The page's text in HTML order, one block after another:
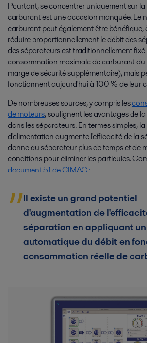
Pourtant, se concentrer uniquement sur
carburant est une occasion manquée. Le
carburant peut également être bénéfique,
réduire proportionnellement le débit des
des séparateurs est traditionnellement
consommation maximale de carburant
marge de sécurité supplémentaire), mais
fonctionnent aujourd'hui à 100 % de leur
De nombreuses sources, y compris les
de moteurs, soulignent les avantages de
dans les séparateurs. En termes simples,
d'alimentation augmente l'efficacité de la
donne au séparateur plus de temps et de
conditions pour éliminer les particules.
document 51 de CIMAC :
Il existe un grand potentiel
d'augmentation de
séparation en appliquant
automatique du débit en
consommation réelle de